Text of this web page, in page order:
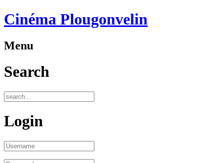
Cinéma Plougonvelin
Menu
Search
Login